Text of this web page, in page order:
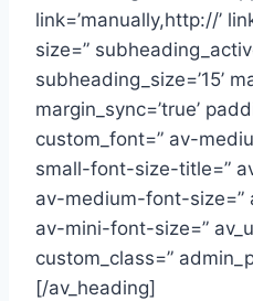
link=’manually,http://’
size=”
subheading_size=’15’
margin_sync=’true’
custom_font=” av-
small-font-size-title=”
av-medium-font-size=”
av-mini-font-size=”
custom_class=”
[/av_heading]